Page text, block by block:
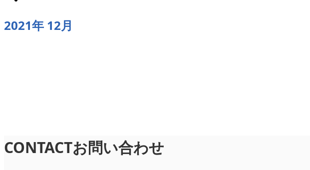
2021年 12月
CONTACTお問い合わせ